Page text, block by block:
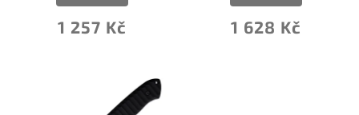
1 257 Kč 1 628 Kč